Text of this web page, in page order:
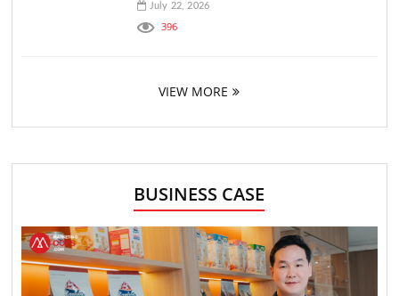
July 22, 2026
396
VIEW MORE
BUSINESS CASE